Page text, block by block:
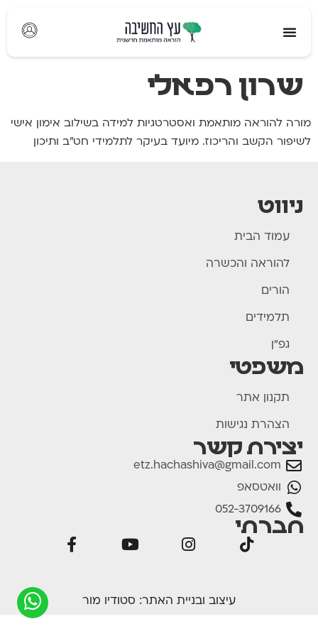
שרון רפאלי
מורה להוראה מותאמת ואסטרטגיות למידה בשילוב אימון אישי
לשיפור הקשב והריכוז. מיועד בעיקר לתלמידי חט"ב ותיכון
ניווט
עמוד הבית
להוראה והכשרה
הורים
תלמידים
גפ"ן
משפטי
תקנון אתר
הצהרת נגישות
יצירת קשר
etz.hachashiva@gmail.com
וואטסאפ
052-3709166
חברתי
עיצוב ובניית האתר: סטודיו מור